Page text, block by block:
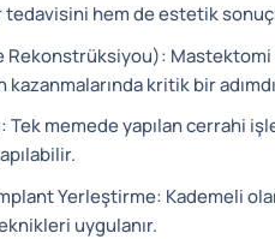
hem de estetik
Rekonstrüksiyou):
kritik bir
Tek memede yapılan cerrahi
Yerleştirme: Kademeli
uygulanır.